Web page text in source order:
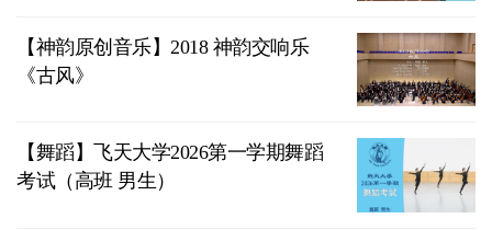
【神韵原创音乐】2018 神韵交响乐
《古风》
【舞蹈】飞天大学2026第一学期舞蹈
考试（高班 男生）